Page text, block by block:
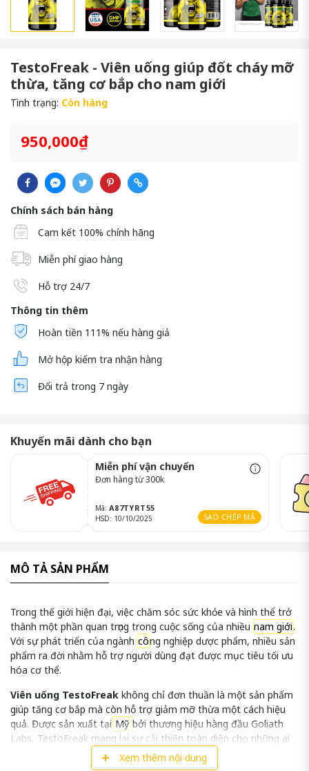
TestoFreak - Viên uống giúp đốt cháy mỡ
thừa, tăng cơ bắp cho nam giới
Tình trạng: Còn hàng
950,000₫
Chính sách bán hàng
Cam kết 100% chính hãng
Miễn phí giao hàng
Hỗ trợ 24/7
Thông tin thêm
Hoàn tiền 111% nếu hàng giả
Mở hộp kiểm tra nhận hàng
Đổi trả trong 7 ngày
Khuyến mãi dành cho bạn
Miễn phí vận chuyển
Đơn hàng từ 300k
Mã: A87TYRT55
HSD: 10/10/2025 SAO CHÉP MÃ
MÔ TẢ SẢN PHẨM
Trong thế giới hiện đại, việc chăm sóc sức khỏe và hình thể trở
thành một phần quan trọng trong cuộc sống của nhiều nam giới.
Với sự phát triển của ngành công nghiệp dược phẩm, nhiều sản
phẩm ra đời nhằm hỗ trợ người dùng đạt được mục tiêu tối ưu
hóa cơ thể.
Viên uống TestoFreak không chỉ đơn thuần là một sản phẩm
giúp tăng cơ bắp mà còn hỗ trợ giảm mỡ thừa một cách hiệu
quả. Được sản xuất tại Mỹ bởi thương hiệu hàng đầu Goliath
Labs, TestoFreak mang lại sự cải thiện toàn diện cho những ai
đang tìm kiếm sự cải thiện về sức khỏe cũng như hình thể.
Xem thêm nội dung